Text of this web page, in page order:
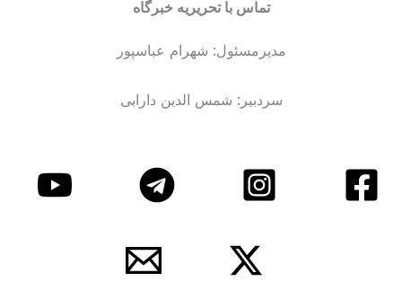
تماس با تحریریه خبرگاه
مدیرمسئول: شهرام عباسپور
سردبیر: شمس الدین دارابی